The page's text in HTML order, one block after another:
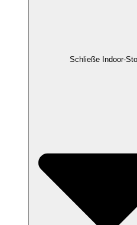
Schließe Indoor-